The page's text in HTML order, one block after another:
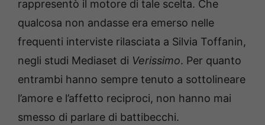
rappresentò il motore di tale scelta. Che
qualcosa non andasse era emerso nelle
frequenti interviste rilasciata a Silvia Toffanin,
negli studi Mediaset di Verissimo. Per quanto
entrambi hanno sempre tenuto a sottolineare
l’amore e l’affetto reciproci, non hanno mai
smesso di parlare di battibecchi.